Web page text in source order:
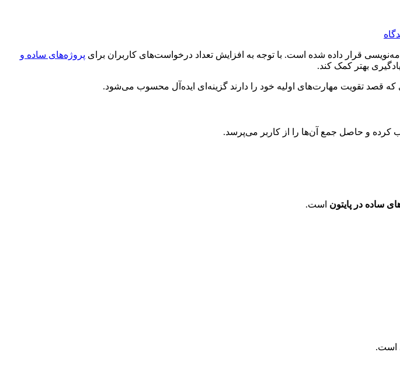
قرار داده شده است. با توجه به افزایش تعداد درخواست‌های کاربران برای پروژه‌های ساده و
بهتر کمک کند.
که قصد تقویت مهارت‌های اولیه خود را دارند گزینه‌ای ایده‌آل محسوب می‌شود.
کرده و حاصل جمع آن‌ها را از کاربر می‌پرسد.
ساده در پایتون است.
است.